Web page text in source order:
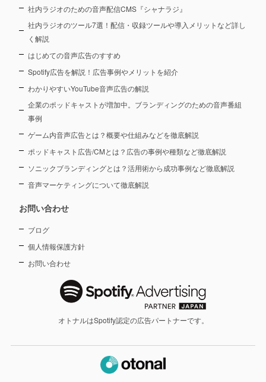
社内ラジオのための音声配信CMS『シャナラジ』
社内ラジオのツール7選！配信・収録ツールや導入メリットなど詳し
く解説
はじめての音声広告のすすめ
Spotify広告を解説！広告事例やメリットを紹介
わかりやすいYouTube音声広告の解説
企業のポッドキャストが増加中。ブランディングのための音声番組
事例
ゲーム内音声広告とは？概要や仕組みなどを徹底解説
ポッドキャスト広告/CMとは？広告の事例や種類など徹底解説
ソニックブランディングとは？活用術から成功事例など徹底解説
音声マーケティングについて徹底解説
お問い合わせ
ブログ
個人情報保護方針
お問い合わせ
オトナルはSpotify認定の広告パートナーです。